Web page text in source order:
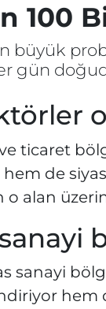
100
büyük
gün
ticaret
hem de
alan
sanayi
hem